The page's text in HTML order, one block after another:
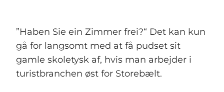
”Haben Sie ein Zimmer frei?“ Det kan kun
gå for langsomt med at få pudset sit
gamle skoletysk af, hvis man arbejder i
turistbranchen øst for Storebælt.